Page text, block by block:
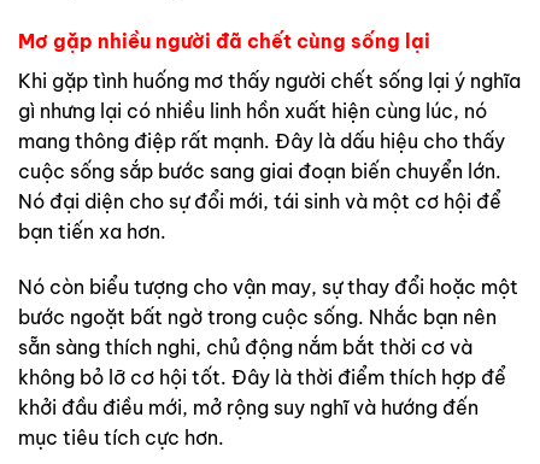
Mơ gặp nhiều người đã chết cùng sống lại
Khi gặp tình huống mơ thấy người chết sống lại ý nghĩa
gì nhưng lại có nhiều linh hồn xuất hiện cùng lúc, nó
mang thông điệp rất mạnh. Đây là dấu hiệu cho thấy
cuộc sống sắp bước sang giai đoạn biến chuyển lớn.
Nó đại diện cho sự đổi mới, tái sinh và một cơ hội để
bạn tiến xa hơn.
Nó còn biểu tượng cho vận may, sự thay đổi hoặc một
bước ngoặt bất ngờ trong cuộc sống. Nhắc bạn nên
sẵn sàng thích nghi, chủ động nắm bắt thời cơ và
không bỏ lỡ cơ hội tốt. Đây là thời điểm thích hợp để
khởi đầu điều mới, mở rộng suy nghĩ và hướng đến
mục tiêu tích cực hơn.